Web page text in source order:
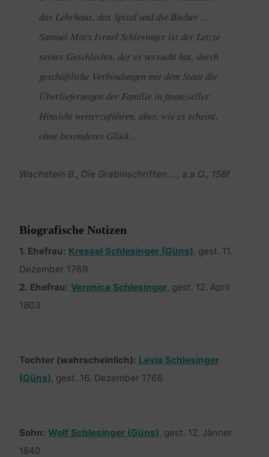
das Lehrhaus, das Spital und die Bücher …
Samuel Marx Israel Schlesinger ist der Letzte
seines Geschlechts, der es versucht hat, durch
geschäftliche Verbindungen mit dem Staat die
Überlieferungen der Familie in finanzieller
Hinsicht weiterzuführen, aber, wie es scheint,
ohne besonderes Glück …
Wachstein B., Die Grabinschriften …, a.a.O., 158f
Biografische Notizen
1. Ehefrau: Kressel Schlesinger (Güns), gest. 11.
Dezember 1769
2. Ehefrau: Veronica Schlesinger, gest. 12. April
1803
Tochter (wahrscheinlich): Levia Schlesinger
(Güns), gest. 16. Dezember 1766
Sohn: Wolf Schlesinger (Güns), gest. 12. Jänner
1840